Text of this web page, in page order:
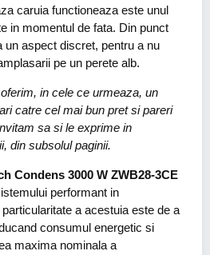
caruia functioneaza este unul
in momentul de fata. Din punct
un aspect discret, pentru a nu
pe un perete alb.
in cele ce urmeaza, un
catre cel mai bun pret si pareri
sa si le exprime in
din subsolul paginii.
Condens 3000 W ZWB28-3CE
performant in
a acestuia este de a
consumul energetic si
maxima nominala a